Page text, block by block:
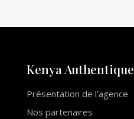
Kenya Authentique
Présentation de l’agence
Nos partenaires